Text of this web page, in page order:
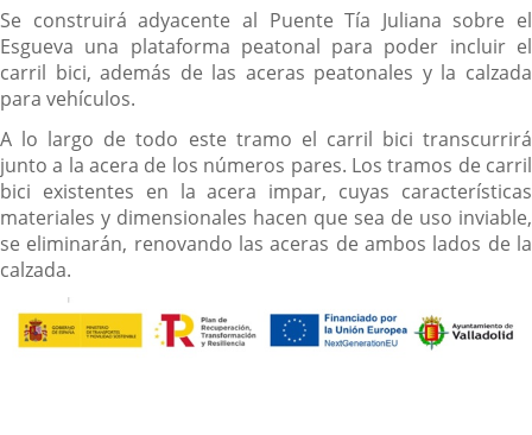
Se construirá adyacente al Puente Tía Juliana sobre el
Esgueva una plataforma peatonal para poder incluir el
carril bici, además de las aceras peatonales y la calzada
para vehículos.
A lo largo de todo este tramo el carril bici transcurrirá
junto a la acera de los números pares. Los tramos de carril
bici existentes en la acera impar, cuyas características
materiales y dimensionales hacen que sea de uso inviable,
se eliminarán, renovando las aceras de ambos lados de la
calzada.